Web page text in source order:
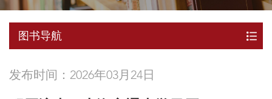
图书导航
发布时间：2026年03月24日